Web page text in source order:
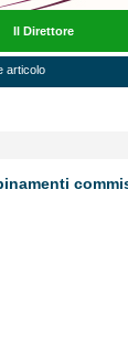
Il Direttore
articolo